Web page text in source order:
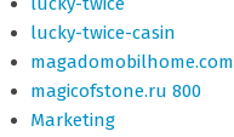
lucky-twice-casin
magadomobilhome.com
magicofstone.ru 800
Marketing